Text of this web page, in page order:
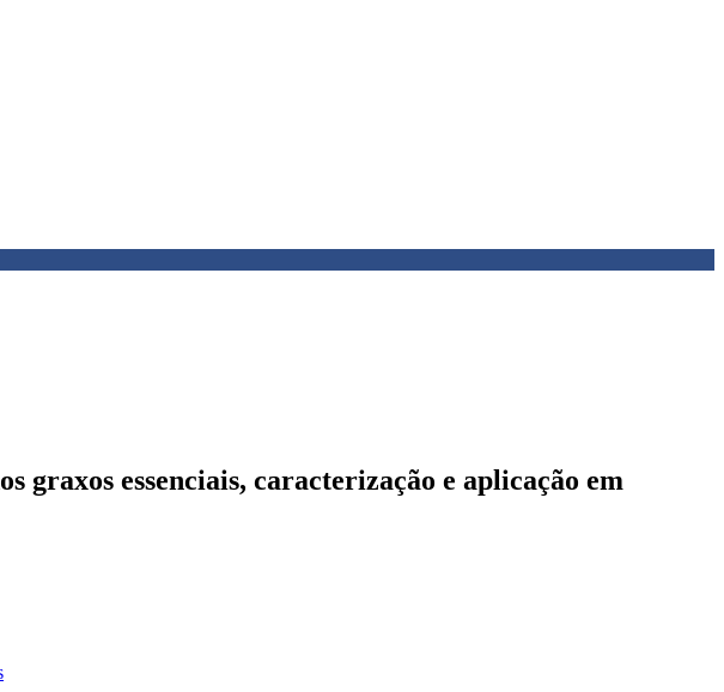
graxos essenciais, caracterização e aplicação em